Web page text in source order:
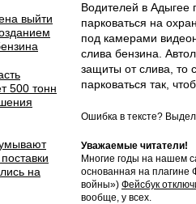
выйти
500 тонн
на
Водителей в Адыгее
парковаться на
под камерами
слива бензина.
защиты от слива, то
парковаться так,
Ошибка в тексте?
Уважаемые читатели!
Многие годы на нашем
основанная на плагине
войны») Фейсбук
вообще, у всех.